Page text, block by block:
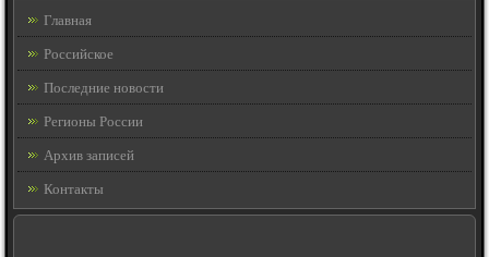
Главная
Российское
Последние новости
Регионы России
Архив записей
Контакты